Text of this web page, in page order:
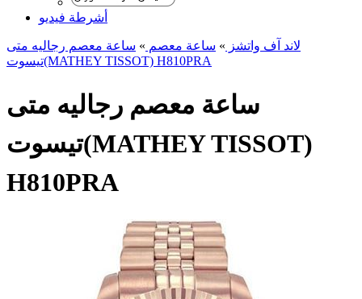
أشرطة فيديو
لاند آف واتشز » ساعة معصم » ساعة معصم رجالیه متی
تیسوت(MATHEY TISSOT) H810PRA
ساعة معصم رجالیه متی
تیسوت(MATHEY TISSOT)
H810PRA